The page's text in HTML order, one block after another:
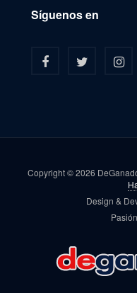
Síguenos en
Copyright © 2026
Design &